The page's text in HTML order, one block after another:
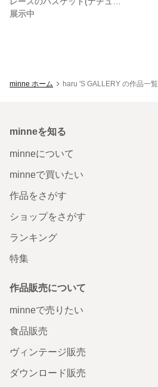
展示中
minne ホーム haru 'S GALLERY の作品一覧
minneを知る
minneについて
minneで買いたい
作品をさがす
ショップをさがす
ランキング
特集
作品販売について
minneで売りたい
食品販売
ヴィンテージ販売
ダウンロード販売